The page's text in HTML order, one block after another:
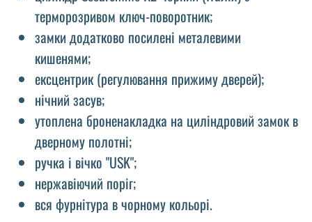
терморозривом ключ-поворотник;
замки додатково посилені металевими
кишенями;
ексцентрик (регулювання прижиму дверей);
нічний засув;
утоплена броненакладка на циліндровий замок в
дверному полотні;
ручка і вічко "USK";
нержавіючий поріг;
вся фурнітура в чорному кольорі.